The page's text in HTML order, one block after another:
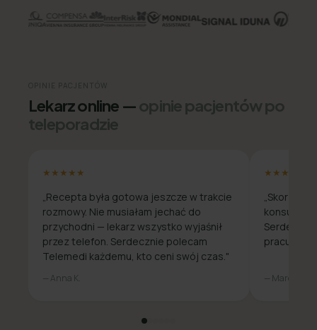
OPINIE PACJENTÓW
Lekarz online —opinie pacjentów po
teleporadzie
★★★★★
„Recepta była gotowa jeszcze w trakcie
rozmowy. Nie musiałam jechać do
przychodni — lekarz wszystko wyjaśnił
przez telefon. Serdecznie polecam
Telemedi każdemu, kto ceni swój czas."
— Anna K.
★★★★★
pracuje
— Marcin W.